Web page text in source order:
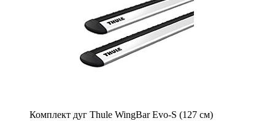
Комплект дуг Thule WingBar Evo-S (127 см)